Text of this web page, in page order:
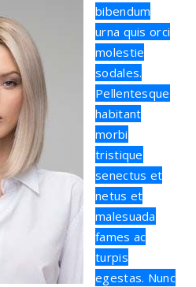
bibendum
urna quis orci
molestie
sodales.
Pellentesque
habitant
morbi
tristique
senectus et
netus et
malesuada
fames ac
turpis
egestas. Nunc